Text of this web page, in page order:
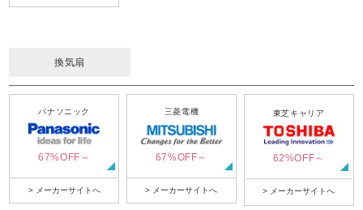
換気扇
パナソニック
67%OFF～
> メーカーサイトへ
三菱電機
67%OFF～
> メーカーサイトへ
東芝キャリア
62%OFF～
> メーカーサイトへ